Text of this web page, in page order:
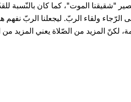
"شقيقنا الموت"، كما كان بالنّسبة
ولقاء الربّ. ليجعلنا الربّ نفهم
لكنّ المزيد من الصّلاة يعني المزيد